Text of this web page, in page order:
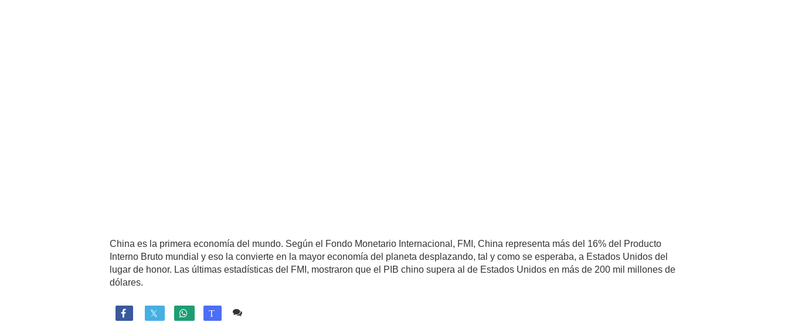
China es la primera economía del mundo. Según el Fondo Monetario Internacional, FMI, China representa más del 16% del Producto
Interno Bruto mundial y eso la convierte en la mayor economía del planeta desplazando, tal y como se esperaba, a Estados Unidos del
lugar de honor. Las últimas estadísticas del FMI, mostraron que el PIB chino supera al de Estados Unidos en más de 200 mil millones de
dólares.
 T